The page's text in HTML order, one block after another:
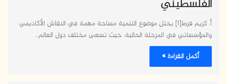
الفلسطيني
أ. كريم قرط[1] يحتل موضوع التنمية مساحة مهمة في النقاش الأكاديمي
والمؤسساتي في المرحلة الحالية، حيث تسعى مختلف دول العالم…
أكمل القراءة »